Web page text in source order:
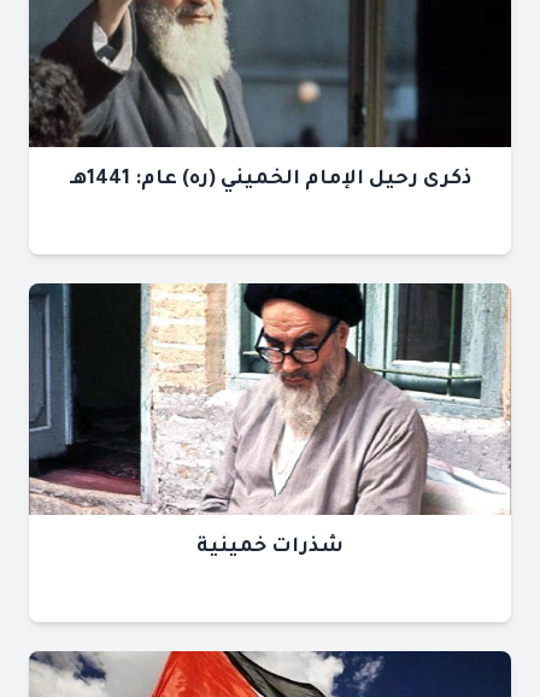
ذكرى رحيل الإمام الخميني (ره) عام: 1441هـ
شذرات خمينية